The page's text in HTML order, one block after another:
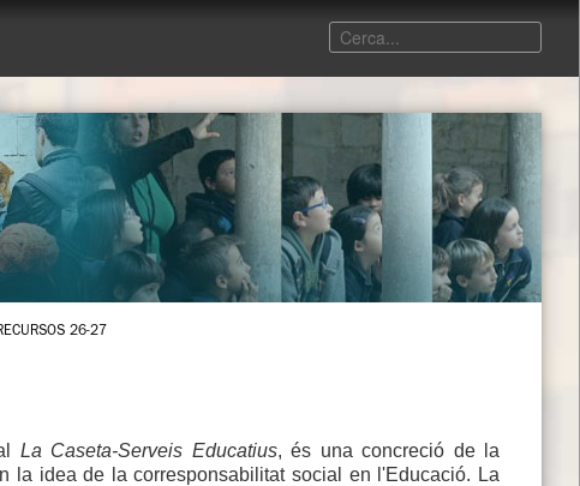
26-27
La Caseta-Serveis Educatius, és una concreció de la
la idea de la corresponsabilitat social en l'Educació. La